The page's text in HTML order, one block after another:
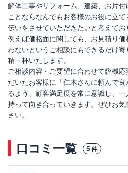
解体工事やリフォーム、建築、お片
ことならなんでもお客様のお役に立
伝いをさせていただきたいと考えてお
例えば価格面に関しても、お見積り
わないというご相談にもできるだけ
精一杯いたします。
ご相談内容・ご要望に合わせて臨機
だいたお客様に「仁木さんに頼んで
るよう、顧客満足度を常に意識し、
持って向き合っていきます。ぜひお
さい。
口コミ一覧 5件